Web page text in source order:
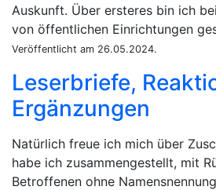
Auskunft. Über ersteres bin ich
von öffentlichen Einrichtungen
Veröffentlicht am 26.05.2024.
Leserbriefe,
Ergänzungen
Natürlich freue ich mich über
habe ich zusammengestellt, mit
Betroffenen ohne